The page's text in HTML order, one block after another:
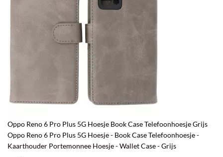
Oppo Reno 6 Pro Plus 5G Hoesje Book Case Telefoonhoesje Grijs
Oppo Reno 6 Pro Plus 5G Hoesje - Book Case Telefoonhoesje -
Kaarthouder Portemonnee Hoesje - Wallet Case - Grijs